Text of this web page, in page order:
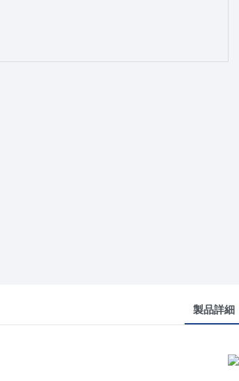
製品詳細